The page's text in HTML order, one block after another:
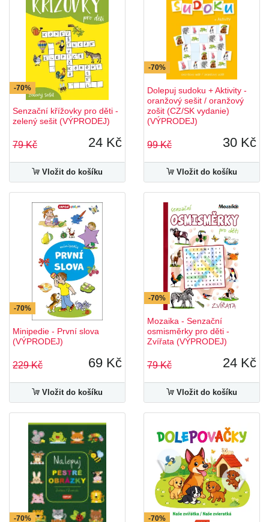
-70%
Senzační křížovky pro děti -
zelený sešit (VÝPRODEJ)
79 Kč 24 Kč
Vložit do košíku
-70%
Dolepuj sudoku + Aktivity -
oranžový sešit / oranžový
zošit (CZ/SK vydanie)
(VÝPRODEJ)
99 Kč 30 Kč
Vložit do košíku
-70%
Minipedie - První slova
(VÝPRODEJ)
229 Kč 69 Kč
Vložit do košíku
-70%
Mozaika - Senzační
osmisměrky pro děti -
Zvířata (VÝPRODEJ)
79 Kč 24 Kč
Vložit do košíku
-70% -70%